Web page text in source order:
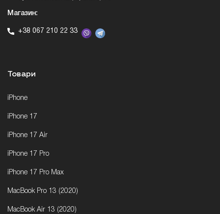
Магазин:
+38 067 210 22 33
Товари
iPhone
iPhone 17
iPhone 17 Air
iPhone 17 Pro
iPhone 17 Pro Max
MacBook Pro 13 (2020)
MacBook Air 13 (2020)